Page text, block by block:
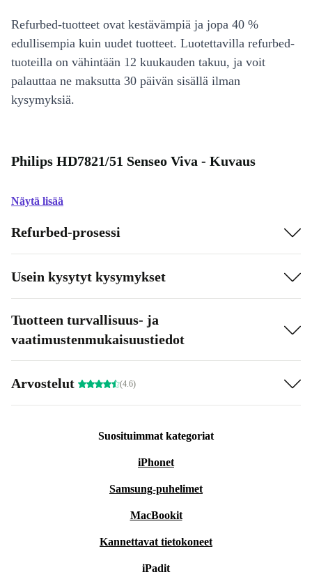
Refurbed-tuotteet ovat kestävämpiä ja jopa 40 %
edullisempia kuin uudet tuotteet. Luotettavilla refurbed-
tuoteilla on vähintään 12 kuukauden takuu, ja voit
palauttaa ne maksutta 30 päivän sisällä ilman
kysymyksiä.
Philips HD7821/51 Senseo Viva - Kuvaus
Näytä lisää
Refurbed-prosessi
Usein kysytyt kysymykset
Tuotteen turvallisuus- ja
vaatimustenmukaisuustiedot
Arvostelut (4.6)
Suosituimmat kategoriat
iPhonet
Samsung-puhelimet
MacBookit
Kannettavat tietokoneet
iPadit